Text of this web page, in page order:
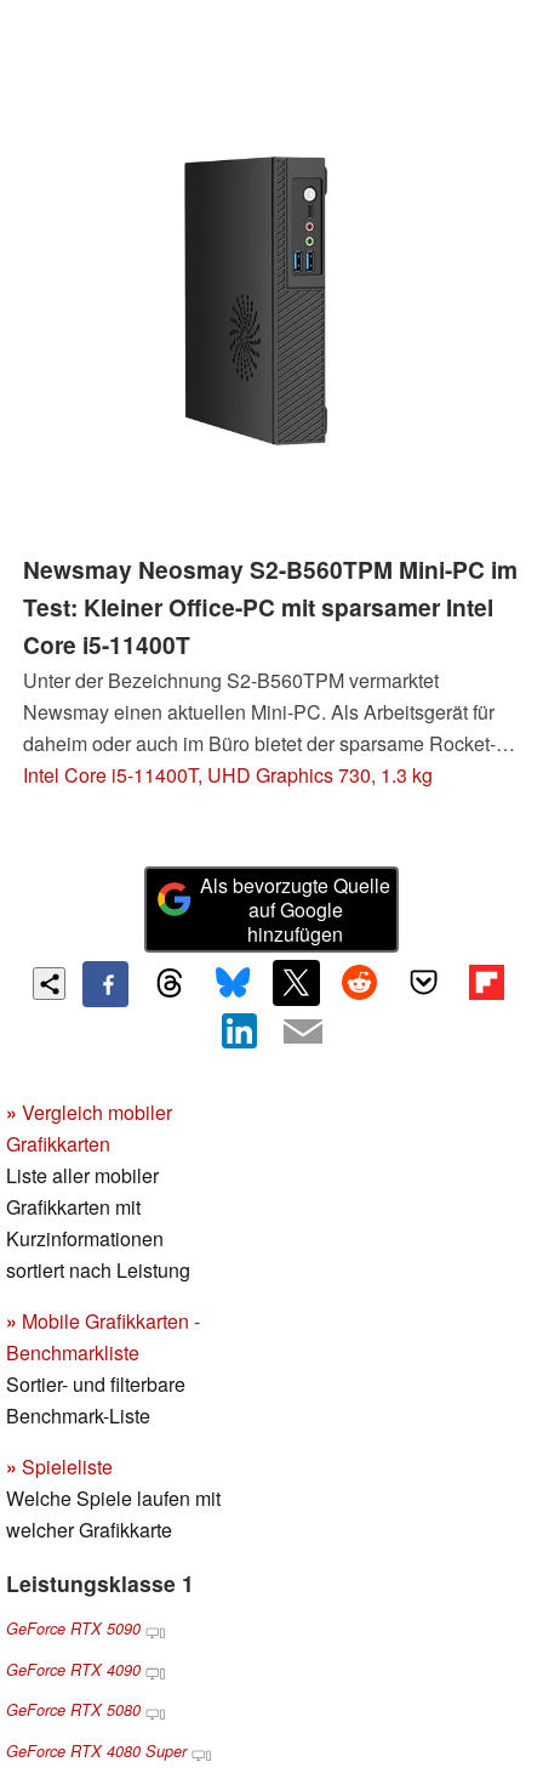
Newsmay Neosmay S2-B560TPM Mini-PC im
Test: Kleiner Office-PC mit sparsamer Intel
Core i5-11400T
Unter der Bezeichnung S2-B560TPM vermarktet
Newsmay einen aktuellen Mini-PC. Als Arbeitsgerät für
daheim oder auch im Büro bietet der sparsame Rocket-
Lake-Prozessor eine gute Grundlage. Alltägliche
gewesen wäre. Im folgenden Test erfahren Sie mehr
Intel Core i5-11400T, UHD Graphics 730, 1.3 kg
Als bevorzugte Quelle
auf Google
hinzufügen
» Vergleich mobiler
Grafikkarten
Liste aller mobiler
Grafikkarten mit
Kurzinformationen
sortiert nach Leistung
» Mobile Grafikkarten -
Benchmarkliste
Sortier- und filterbare
Benchmark-Liste
» Spieleliste
Welche Spiele laufen mit
welcher Grafikkarte
Leistungsklasse 1
GeForce RTX 5090
GeForce RTX 4090
GeForce RTX 5080
GeForce RTX 4080 Super